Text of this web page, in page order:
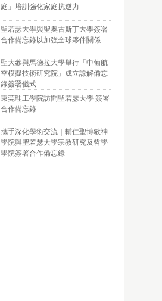
庭」培訓強化家庭抗逆力
聖若瑟大學與聖奧古斯丁大學簽署
合作備忘錄以加強全球夥伴關係
聖大參與馬德拉大學舉行「中葡航
空模擬技術研究院」成立諒解備忘
錄簽署儀式
東莞理工學院訪問聖若瑟大學 簽署
合作備忘錄
攜手深化學術交流｜輔仁聖博敏神
學院與聖若瑟大學宗教研究及哲學
學院簽署合作備忘錄